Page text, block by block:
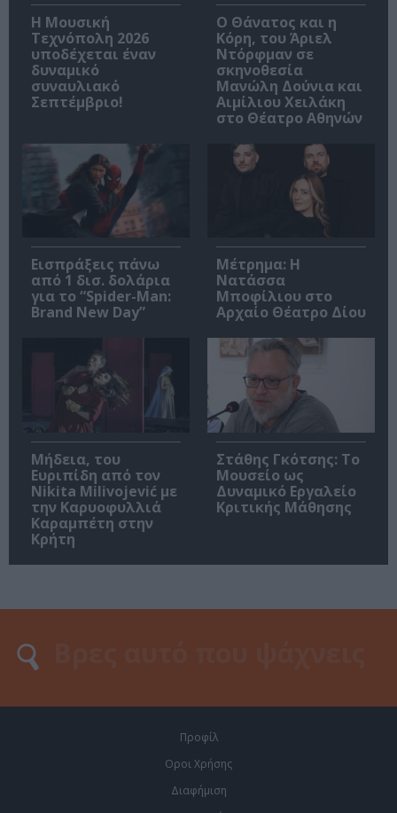
Η Μουσική
Τεχνόπολη 2026
υποδέχεται έναν
δυναμικό
συναυλιακό
Σεπτέμβριο!
Ο Θάνατος και η
Κόρη, του Άριελ
Ντόρφμαν σε
σκηνοθεσία
Μανώλη Δούνια και
Αιμίλιου Χειλάκη
στο Θέατρο Αθηνών
Εισπράξεις πάνω
από 1 δισ. δολάρια
για το “Spider-Man:
Brand New Day”
Μέτρημα: Η
Νατάσσα
Μποφίλιου στο
Αρχαίο Θέατρο Δίου
Μήδεια, του
Ευριπίδη από τον
Nikita Milivojević με
την Καρυοφυλλιά
Καραμπέτη στην
Κρήτη
Στάθης Γκότσης: Το
Μουσείο ως
Δυναμικό Εργαλείο
Κριτικής Μάθησης
Προφίλ
Οροι Χρήσης
Διαφήμιση